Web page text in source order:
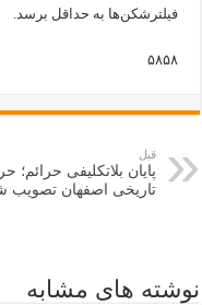
فیلترشکن‌ها به حداقل برسد.
۵۸۵۸
قبل
تاریخی اصفهان تصویب
نوشته های مشابه